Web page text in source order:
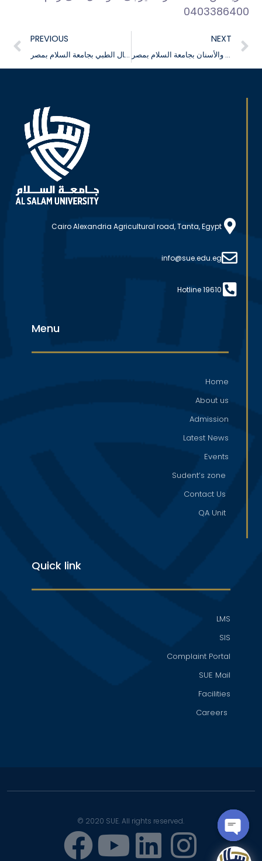
0403386400
PREVIOUS
فعاليات ندوة التسويق في المجال الطبي بجامعة السلام بمصر
NEXT
فعاليات اليوم العلمي الثاني لكلية طب الفم والأسنان بجامعة السلام بمصر
Cairo Alexandria Agricultural road, Tanta, Egypt
info@sue.edu.eg
Hotline 19610
Menu
Home
About us
Admission
Latest News
Events
Sudent’s zone
Contact Us
QA Unit
Quick link
LMS
SIS
Complaint Portal
SUE Mail
Facilities
Careers
© 2020 SUE. All rights reserved.
OPEN